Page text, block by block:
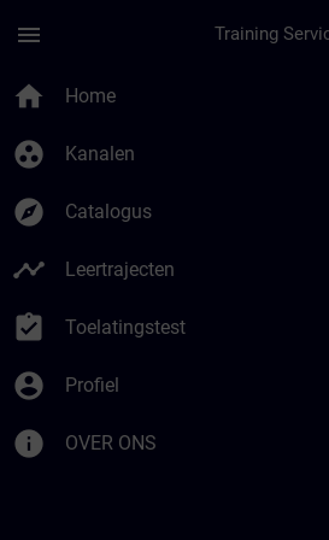
menu
home Home
group_work Kanalen
explore Catalogus
timeline Leertrajecten
assignment_turned_in Toelatingstest
account_circle Profiel
info OVER ONS